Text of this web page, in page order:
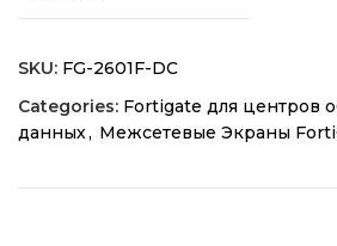
SKU: FG-2601F-DC
Categories: Fortigate для центров
данных, Межсетевые Экраны